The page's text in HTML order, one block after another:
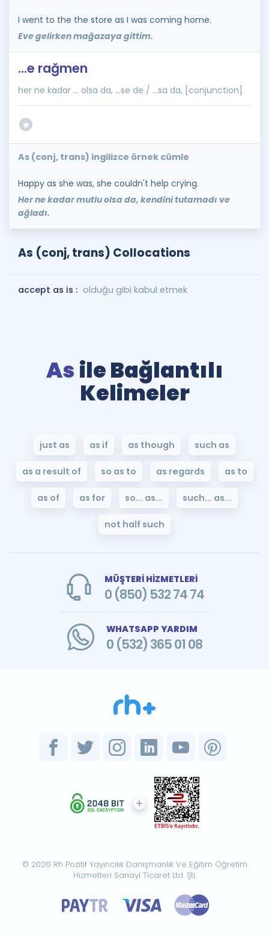
I went to the the store as I was coming home.
Eve gelirken mağazaya gittim.
...e rağmen
her ne kadar ... olsa da, ...se de / ...sa da, [conjunction]
As (conj, trans) ingilizce örnek cümle
Happy as she was, she couldn't help crying.
Her ne kadar mutlu olsa da, kendini tutamadı ve
ağladı.
As (conj, trans) Collocations
accept as is : olduğu gibi kabul etmek
As ile Bağlantılı
Kelimeler
just as as if as though such as
as a result of so as to as regards as to
as of as for so... as... such... as...
not half such
MÜŞTERİ HİZMETLERİ
0 (850) 532 74 74
WHATSAPP YARDIM
0 (532) 365 01 08
© 2026 Rh Pozitif Yayıncılık Danışmanlık Ve Eğitim Öğretim
Hizmetleri Sanayi Ticaret Ltd. Şti.